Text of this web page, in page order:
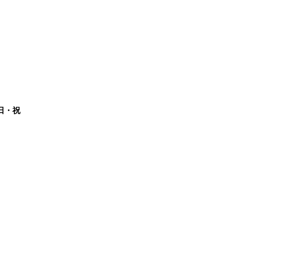
・祝